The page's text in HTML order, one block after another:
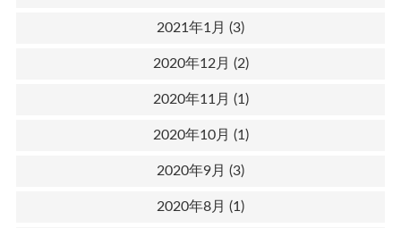
2021年1月 (3)
2020年12月 (2)
2020年11月 (1)
2020年10月 (1)
2020年9月 (3)
2020年8月 (1)